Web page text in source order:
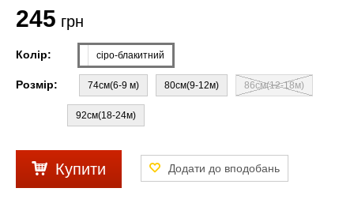
245 грн
Колір: сіро-блакитний
Розмір: 74см(6-9 м) 80см(9-12м) 86см(12-18м)
92см(18-24м)
Купити